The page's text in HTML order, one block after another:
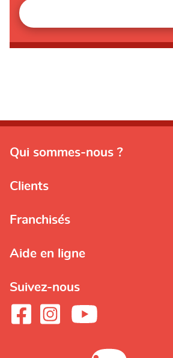
Qui sommes-nous ?
Clients
Franchisés
Aide en ligne
Suivez-nous